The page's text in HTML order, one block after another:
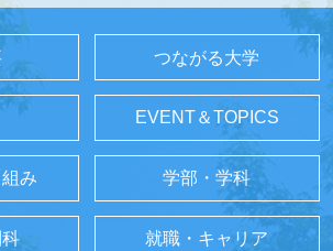
つながる大学
EVENT＆TOPICS
み 学部・学科
就職・キャリア